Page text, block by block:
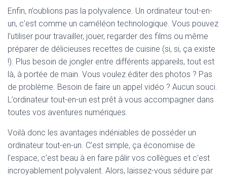
Enfin, n’oublions pas la polyvalence. Un ordinateur tout-en-
un, c’est comme un caméléon technologique. Vous pouvez
l’utiliser pour travailler, jouer, regarder des films ou même
préparer de délicieuses recettes de cuisine (si, si, ça existe
!). Plus besoin de jongler entre différents appareils, tout est
là, à portée de main. Vous voulez éditer des photos ? Pas
de problème. Besoin de faire un appel vidéo ? Aucun souci.
L’ordinateur tout-en-un est prêt à vous accompagner dans
toutes vos aventures numériques.
Voilà donc les avantages indéniables de posséder un
ordinateur tout-en-un. C’est simple, ça économise de
l’espace, c’est beau à en faire pâlir vos collègues et c’est
incroyablement polyvalent. Alors, laissez-vous séduire par